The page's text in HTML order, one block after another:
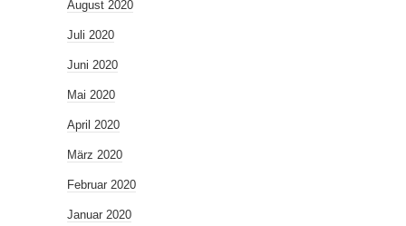
August 2020
Juli 2020
Juni 2020
Mai 2020
April 2020
März 2020
Februar 2020
Januar 2020